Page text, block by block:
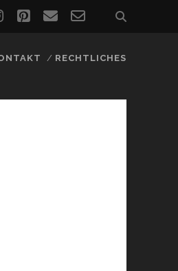
instagram
pinterest
emailemail-
RECHTLICHES